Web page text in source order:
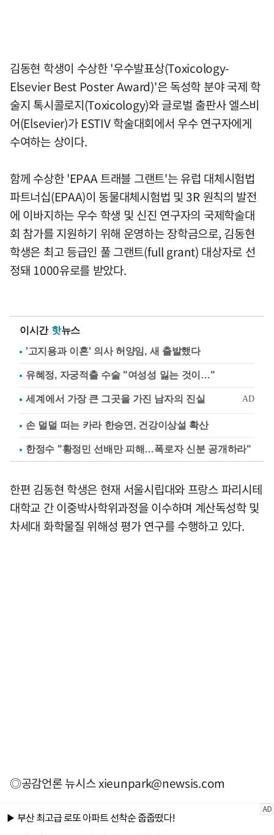
김동현 학생이 수상한 '우수발표상(Toxicology-
Elsevier Best Poster Award)'은 독성학 분야 국제 학
술지 톡시콜로지(Toxicology)와 글로벌 출판사 엘스비
어(Elsevier)가 ESTIV 학술대회에서 우수 연구자에게
수여하는 상이다.
함께 수상한 'EPAA 트래블 그랜트'는 유럽 대체시험법
파트너십(EPAA)이 동물대체시험법 및 3R 원칙의 발전
에 이바지하는 우수 학생 및 신진 연구자의 국제학술대
회 참가를 지원하기 위해 운영하는 장학금으로, 김동현
학생은 최고 등급인 풀 그랜트(full grant) 대상자로 선
정돼 1000유로를 받았다.
이시간 핫뉴스
'고지용과 이혼' 의사 허양임, 새 출발했다
유혜정, 자궁적출 수술 "여성성 잃는 것이…"
손 덜덜 떠는 카라 한승연, 건강이상설 확산
한정수 "황정민 선배만 피해…폭로자 신분 공개하라"
한편 김동현 학생은 현재 서울시립대와 프랑스 파리시테
대학교 간 이중박사학위과정을 이수하며 계산독성학 및
차세대 화학물질 위해성 평가 연구를 수행하고 있다.
◎공감언론 뉴시스xieunpark@newsis.com